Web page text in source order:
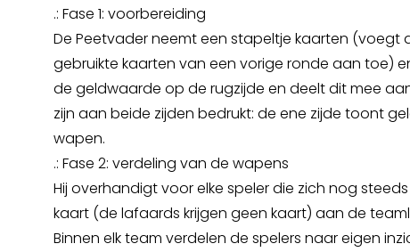
.: Fase 1: voorbereiding
De Peetvader neemt een stapeltje kaarten (voegt
gebruikte kaarten van een vorige ronde aan toe)
de geldwaarde op de rugzijde en deelt dit mee
zijn aan beide zijden bedrukt: de ene zijde toont
wapen.
.: Fase 2: verdeling van de wapens
Hij overhandigt voor elke speler die zich nog
kaart (de lafaards krijgen geen kaart) aan de
Binnen elk team verdelen de spelers naar eigen